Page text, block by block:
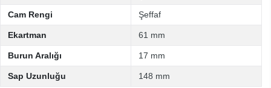
Cam Rengi Şeffaf
Ekartman 61 mm
Burun Aralığı 17 mm
Sap Uzunluğu 148 mm